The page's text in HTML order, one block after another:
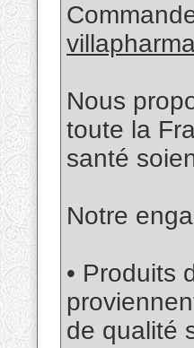
Nous
toute la
santé
Notre
• Produits
de qualité